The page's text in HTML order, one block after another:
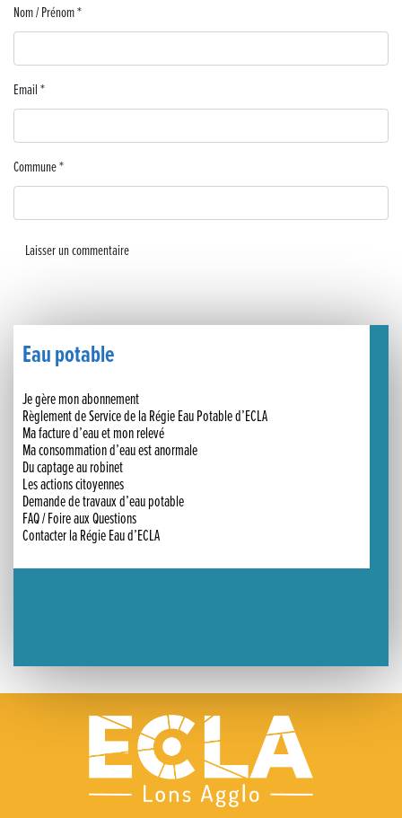
Lutter contre la prolifération du moustique tigre sur le territoire d’ECLA
Une belle journée de découverte pour les élèves de Poligny !
Nouvelle signalétique rue Pasteur pour la Médiathèque Cinéma 4C
🧗‍♂️ Open d’escalade
Concours Hippique de Saut d’Obstacles
Une visite pleine de saveurs à La Ferme du Coq Bressan à Courlaoux !
Un week-end placé sous le signe du souvenir et de l’émotion
Le Carnavélo 2025 a illuminé Lons-le-Saunier !
Travaux de raccordement de la nouvelle conduite d’eau à Lons-le-Saunier
La passerelle de la Guiche du Parc des Bains a été inaugurée
Eau potable
Je gère mon abonnement
Règlement de Service de la Régie Eau Potable d’ECLA
Ma facture d’eau et mon relevé
Ma consommation d’eau est anormale
Du captage au robinet
Les actions citoyennes
Demande de travaux d’eau potable
FAQ / Foire aux Questions
Contacter la Régie Eau d’ECLA
Nom / Prénom*
Email*
Commune*